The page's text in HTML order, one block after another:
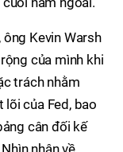
Kevin Warsh
của mình khi
trách nhằm
của Fed, bao
cân đối kế
nhận về